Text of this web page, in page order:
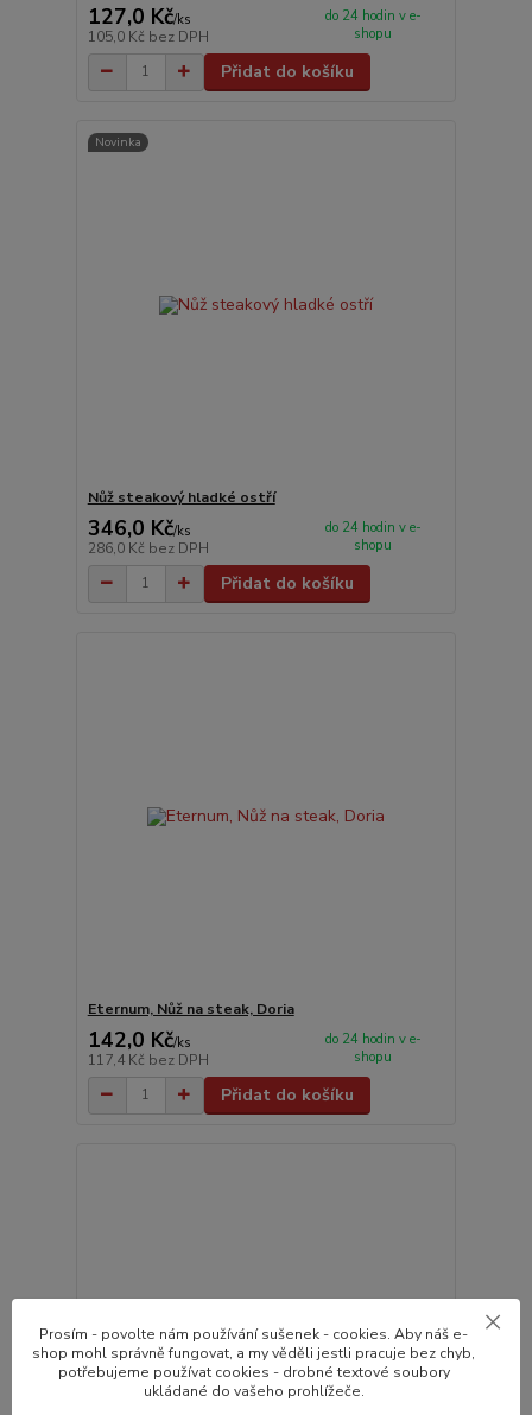
127,0 Kč/ks
105,0 Kč bez DPH
do 24 hodin v e-
shopu
Přidat do košíku
Novinka
Nůž steakový hladké ostří
346,0 Kč/ks
286,0 Kč bez DPH
do 24 hodin v e-
shopu
Přidat do košíku
Eternum, Nůž na steak, Doria
142,0 Kč/ks
117,4 Kč bez DPH
do 24 hodin v e-
shopu
Přidat do košíku
Prosím - povolte nám používání sušenek - cookies. Aby náš e-
shop mohl správně fungovat, a my věděli jestli pracuje bez chyb,
potřebujeme používat cookies - drobné textové soubory
ukládané do vašeho prohlížeče.